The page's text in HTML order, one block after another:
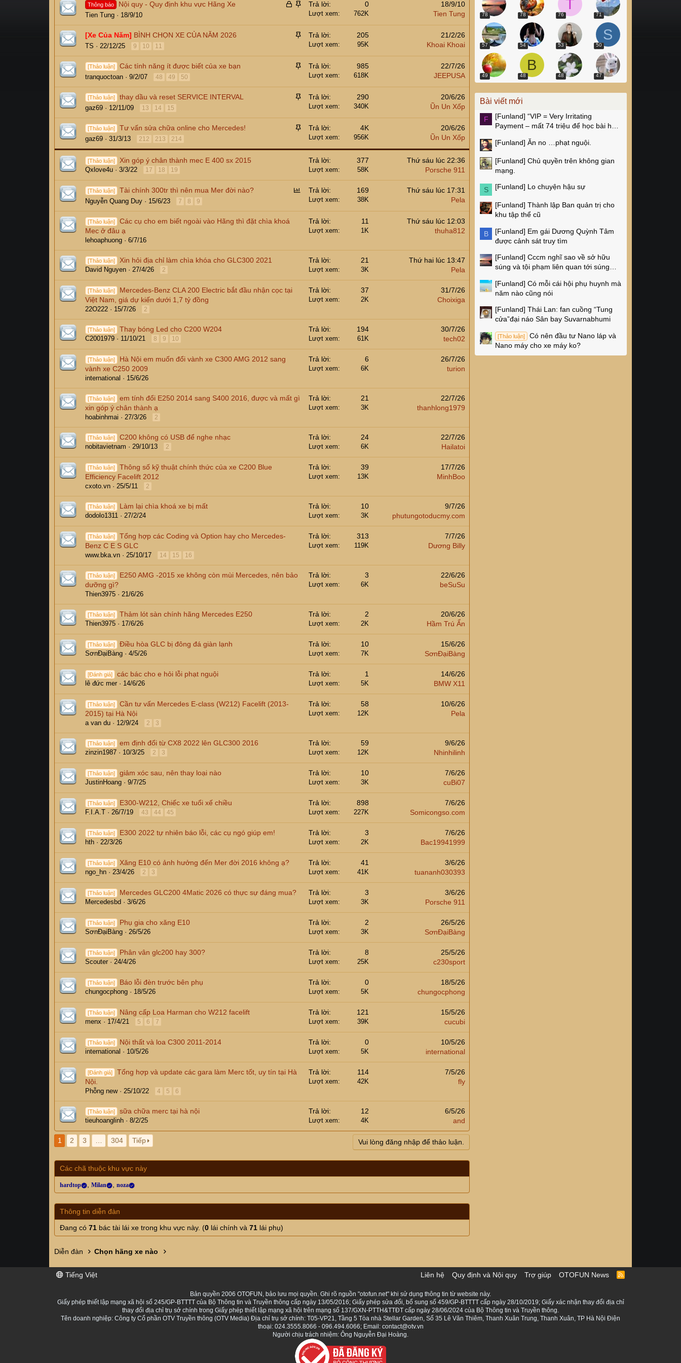
Đ D
l
t
Thông báo Nội quy - Quy định khu vực Hãng Xe
Tien Tung 18/9/10
Trả lời 0
Lượt xem 762K
18/9/10
Tien Tung
D
l
t
[Xe Của Năm] BÌNH CHỌN XE CỦA NĂM 2026
TS 22/12/25 9 10 11
Trả lời 205
Lượt xem 95K
21/2/26
Khoai Khoai
D
l
t
n
[Thảo luận] Các tính năng ít được biết của xe bạn
tranquoctoan 9/2/07 48 49 50
Trả lời 985
Lượt xem 618K
22/7/26
JEEPUSA
D
l
n
[Thảo luận] thay dầu và reset SERVICE INTERVAL
gaz69 12/11/09 13 14 15
Trả lời 290
Lượt xem 340K
20/6/26
Ũn Un Xốp
D
r
n
[Thảo luận] Tư vấn sửa chữa online cho Mercedes!
gaz69 31/3/13 212 213 214
Trả lời 4K
Lượt xem 956K
20/6/26
Ũn Un Xốp
[Thảo luận] Xin góp ý chân thành mec E 400 sx 2015
Qxlove4u 3/3/22 17 18 19
Trả lời 377
Lượt xem 58K
Thứ sáu lúc 22:36
Porsche 911
[Thảo luận] Tài chính 300tr thì nên mua Mer đời nào?
Nguyễn Quang Duy 15/6/23 7 8 9
Trả lời 169
Lượt xem 38K
Thứ sáu lúc 17:31
Pela
[Thảo luận]
Các cụ cho em biết ngoài vào Hãng thì đặt chìa khoá
Mec ở đâu ạ
lehoaphuong 6/7/16
Trả lời 11
Lượt xem 1K
Thứ sáu lúc 12:03
thuha812
[Thảo luận] Xin hỏi địa chỉ làm chìa khóa cho GLC300 2021
David Nguyen 27/4/26 2
Trả lời 21
Lượt xem 3K
Thứ hai lúc 13:47
Pela
[Thảo luận]
Mercedes-Benz CLA 200 Electric bắt đầu nhận cọc tại
Việt Nam, giá dự kiến dưới 1,7 tỷ đồng
22O222 15/7/26 2
Trả lời 37
Lượt xem 2K
31/7/26
Choixiga
[Thảo luận] Thay bóng Led cho C200 W204
C2001979 11/10/21 8 9 10
Trả lời 194
Lượt xem 61K
30/7/26
tech02
[Thảo luận]
Hà Nội em muốn đổi vành xe C300 AMG 2012 sang
vành xe C250 2009
international 15/6/26
Trả lời 6
Lượt xem 6K
26/7/26
turion
[Thảo luận]
em tính đổi E250 2014 sang S400 2016, được và mất gì
xin góp ý chân thành ạ
hoabinhmai 27/3/26 2
Trả lời 21
Lượt xem 3K
22/7/26
thanhlong1979
[Thảo luận] C200 không có USB để nghe nhạc
nobitavietnam 29/10/13 2
Trả lời 24
Lượt xem 6K
22/7/26
Hailatoi
[Thảo luận]
Thông số kỹ thuật chính thức của xe C200 Blue
Efficiency Facelift 2012
cxoto.vn 25/5/11 2
Trả lời 39
Lượt xem 13K
17/7/26
MinhBoo
[Thảo luận] Làm lại chìa khoá xe bị mất
dodolo1311 27/2/24
Trả lời 10
Lượt xem 3K
9/7/26
phutungotoducmy.com
[Thảo luận]
Tổng hợp các Coding và Option hay cho Mercedes-
Benz C E S GLC
www.bka.vn 25/10/17 14 15 16
Trả lời 313
Lượt xem 119K
7/7/26
Dương Billy
[Thảo luận]
E250 AMG -2015 xe không còn mùi Mercedes, nên bảo
dưỡng gì?
Thien3975 21/6/26
Trả lời 3
Lượt xem 6K
22/6/26
beSuSu
[Thảo luận] Thảm lót sàn chính hãng Mercedes E250
Thien3975 17/6/26
Trả lời 2
Lượt xem 2K
20/6/26
Hầm Trú Ẩn
[Thảo luận] Điều hòa GLC bị đông đá giàn lạnh
SơnĐạiBàng 4/5/26
Trả lời 10
Lượt xem 7K
15/6/26
SơnĐạiBàng
[Đánh giá] các bác cho e hỏi lỗi phạt nguội
lê đức mer 14/6/26
Trả lời 1
Lượt xem 5K
14/6/26
BMW X11
[Thảo luận]
Cần tư vấn Mercedes E-class (W212) Facelift (2013-
2015) tại Hà Nội
a van du 12/9/24 2 3
Trả lời 58
Lượt xem 12K
10/6/26
Pela
[Thảo luận] em định đổi từ CX8 2022 lên GLC300 2016
zinzin1987 10/3/25 2 3
Trả lời 59
Lượt xem 12K
9/6/26
Nhinhilinh
[Thảo luận] giảm xóc sau, nên thay loại nào
JustinHoang 9/7/25
Trả lời 10
Lượt xem 3K
7/6/26
cuBi07
[Thảo luận] E300-W212, Chiếc xe tuổi xế chiều
F.I.A.T 26/7/19 43 44 45
Trả lời 898
Lượt xem 227K
7/6/26
Somicongso.com
[Thảo luận] E300 2022 tự nhiên báo lỗi, các cụ ngó giúp em!
hth 22/3/26
Trả lời 3
Lượt xem 2K
7/6/26
Bac19941999
[Thảo luận] Xăng E10 có ảnh hưởng đến Mer đời 2016 không ạ?
ngo_hn 23/4/26 2 3
Trả lời 41
Lượt xem 41K
3/6/26
tuananh030393
[Thảo luận] Mercedes GLC200 4Matic 2026 có thực sự đáng mua?
Mercedesbd 3/6/26
Trả lời 3
Lượt xem 3K
3/6/26
Porsche 911
[Thảo luận] Phụ gia cho xăng E10
SơnĐạiBàng 26/5/26
Trả lời 2
Lượt xem 3K
26/5/26
SơnĐạiBàng
[Thảo luận] Phân vân glc200 hay 300?
Scouter 24/4/26
Trả lời 8
Lượt xem 25K
25/5/26
c230sport
[Thảo luận] Báo lỗi đèn trước bên phụ
chungocphong 18/5/26
Trả lời 0
Lượt xem 5K
18/5/26
chungocphong
[Thảo luận] Nâng cấp Loa Harman cho W212 facelift
menx 17/4/21 5 6 7
Trả lời 121
Lượt xem 39K
15/5/26
cucubi
[Thảo luận] Nội thất và loa C300 2011-2014
international 10/5/26
Trả lời 0
Lượt xem 5K
10/5/26
international
[Đánh giá]
Tổng hợp và update các gara làm Merc tốt, uy tín tại Hà
Nội.
Phỗng new 25/10/22 4 5 6
Trả lời 114
Lượt xem 42K
7/5/26
fly
[Thảo luận] sữa chữa merc tại hà nội
tieuhoanglinh 8/2/25
Trả lời 12
Lượt xem 4K
6/5/26
and
1 2 3 304 Tiếp Vui lòng đăng nhập để thảo luận.
Các chã thuộc khu vực này
hardtop Milan noza
Thông tin diễn đàn
Đang có 71 bác tài lái xe trong khu vực này. (0 lái chính và 71 lái phụ)
78 78
T
76 71
57 54 53
S
50
49
B
48 48 47
Bài viết mới
F [Funland] “VIP = Very Irritating
Payment – mất 74 triệu để học bài học
[Funland] Ăn no …phạt nguội.
[Funland] Chủ quyền trên không gian
mạng.
S [Funland] Lo chuyện hậu sự
[Funland] Thành lập Ban quản trị cho
khu tập thể cũ
B [Funland] Em gái Dương Quỳnh Tâm
được cảnh sát truy tìm
[Funland] Cccm nghĩ sao về sở hữu
súng và tội phạm liên quan tới súng
[Funland] Có mỗi cái hội phụ huynh mà
năm nào cũng nói
[Funland] Thái Lan: fan cuồng “Tung
cửa”đại náo Sân bay Suvarnabhumi
[Thảo luận]
Có nên đầu tư Nano láp và
Nano máy cho xe máy ko?
Diễn đàn Chọn hãng xe nào
Tiếng Việt Liên hệ Quy định và Nội quy Trợ giúp OTOFUN News
R
Bản quyền 2006 OTOFUN, bảo lưu mọi quyền. Ghi rõ nguồn "otofun.net" khi sử dụng thông tin từ website này.
Giấy phép thiết lập mạng xã hội số 245/GP-BTTTT của Bộ Thông tin và Truyền thông cấp ngày 13/05/2016; Giấy phép sửa đổi, bổ sung số 459/GP-BTTTT cấp ngày 28/10/2019; Giấy xác nhận thay đổi địa chỉ
thay đổi địa chỉ trụ sở chính trong Giấy phép thiết lập mạng xã hội trên mạng số 137/GXN-PTTH&TTĐT cấp ngày 28/06/2024 của Bộ Thông tin và Truyền thông.
Tên doanh nghiệp: Công ty Cổ phần OTV Truyền thông (OTV Media) Địa chỉ trụ sở chính: T05-VP21, Tầng 5 Tòa nhà Stellar Garden, Số 35 Lê Văn Thiêm, Thanh Xuân Trung, Thanh Xuân, TP Hà Nội Điện
thoại: 024.3555.8066 - 096.494.6066; Email: contact@otv.vn
Người chịu trách nhiệm: Ông Nguyễn Đại Hoàng.